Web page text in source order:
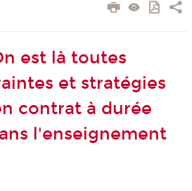
est là toutes
et stratégies
contrat à durée
l'enseignement